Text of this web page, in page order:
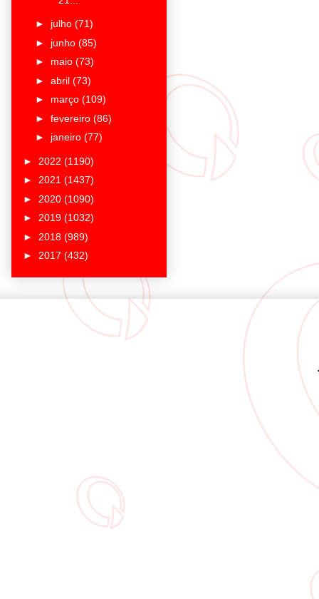
► julho (71)
► junho (85)
► maio (73)
► abril (73)
► março (109)
► fevereiro (86)
► janeiro (77)
► 2022 (1190)
► 2021 (1437)
► 2020 (1090)
► 2019 (1032)
► 2018 (989)
► 2017 (432)